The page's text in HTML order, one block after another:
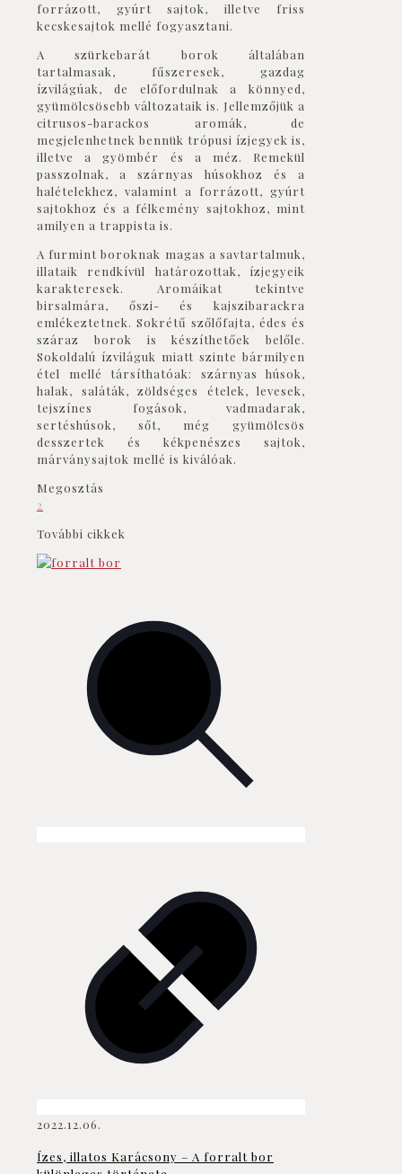
forrázott, gyúrt sajtok, illetve friss
kecskesajtok mellé fogyasztani.
Aszürkebarát borok általában
tartalmasak, fűszeresek, gazdag
ízvilágúak, de előfordulnak a könnyed,
gyümölcsösebb változataik is. Jellemzőjük a
citrusos-barackos aromák, de
megjelenhetnek bennük trópusi ízjegyek is,
illetve a gyömbér és a méz. Remekül
passzolnak, a szárnyas húsokhoz és a
halételekhez, valamint a forrázott, gyúrt
sajtokhoz és a félkemény sajtokhoz, mint
amilyen a trappista is.
A furmintboroknak magas a savtartalmuk,
illataik rendkívül határozottak, ízjegyeik
karakteresek. Aromáikat tekintve
birsalmára, őszi- és kajszibarackra
emlékeztetnek. Sokrétű szőlőfajta, édes és
száraz borok is készíthetőek belőle.
Sokoldalú ízviláguk miatt szinte bármilyen
étel mellé társíthatóak: szárnyas húsok,
halak, saláták, zöldséges ételek, levesek,
tejszínes fogások, vadmadarak,
sertéshúsok, sőt, még gyümölcsös
desszertek és kékpenészes sajtok,
márványsajtok mellé is kiválóak.
Megosztás
2
További cikkek
2022.12.06.
Ízes, illatos Karácsony – A forralt bor